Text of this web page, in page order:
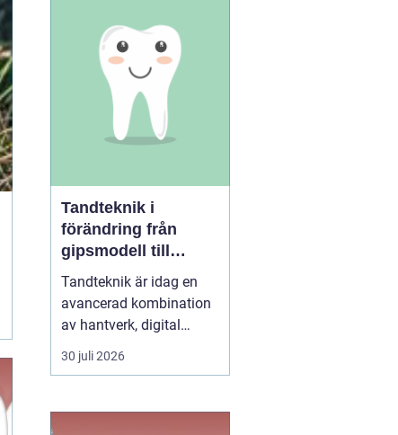
Tandteknik i
förändring från
gipsmodell till
digitalt arbetsflöde
Tandteknik är idag en
avancerad kombination
av hantverk, digital
teknik och medicinsk
kunskap. Bakom varje
eller protes står ett
30 juli 2026